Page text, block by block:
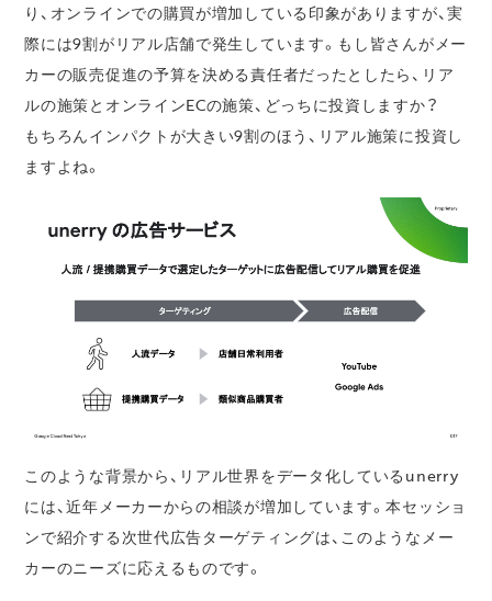
り、オンラインでの購買が増加している印象がありますが、実
際には9割がリアル店舗で発生しています。もし皆さんがメー
カーの販売促進の予算を決める責任者だったとしたら、リア
ルの施策とオンラインECの施策、どっちに投資しますか？
もちろんインパクトが大きい9割のほう、リアル施策に投資し
ますよね。
このような背景から、リアル世界をデータ化しているunerry
には、近年メーカーからの相談が増加しています。本セッショ
ンで紹介する次世代広告ターゲティングは、このようなメー
カーのニーズに応えるものです。